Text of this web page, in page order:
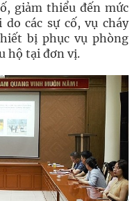
giảm thiểu đến mức
các sự cố, vụ cháy
bị phục vụ phòng
hộ tại đơn vị.